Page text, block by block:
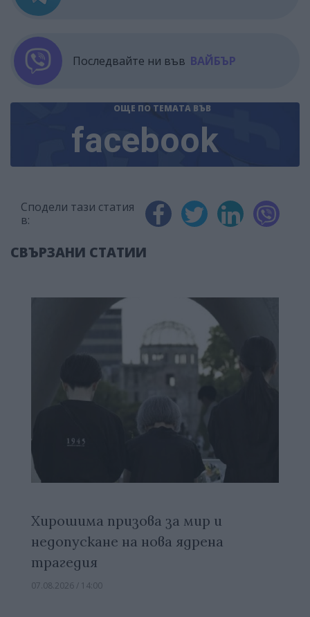
Последвайте ни във ВАЙБЪР
ОЩЕ ПО ТЕМАТА ВЪВ
facebook
Сподели тази статия
в:
СВЪРЗАНИ СТАТИИ
Хирошима призова за мир и
недопускане на нова ядрена
трагедия
07.08.2026 / 14:00